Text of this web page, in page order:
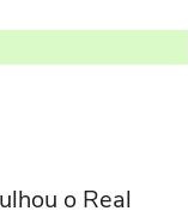
o Real